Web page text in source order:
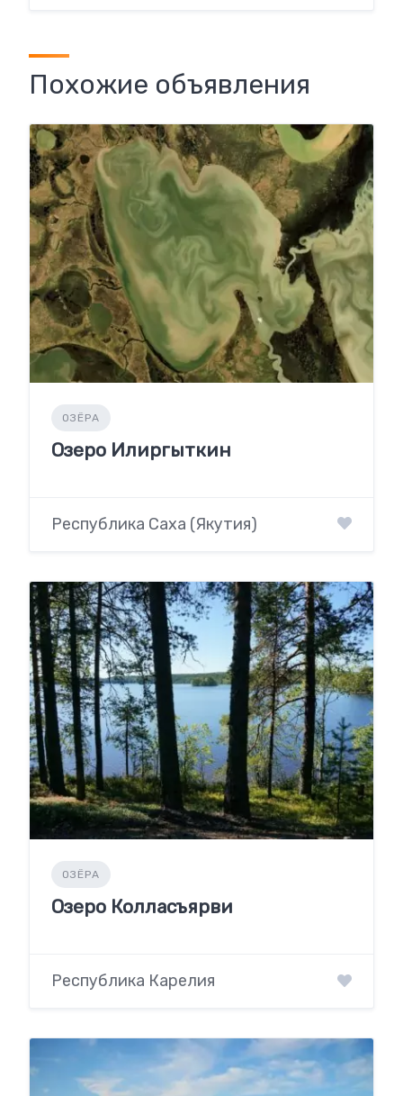
Похожие объявления
ОЗЁРА
Озеро Илиргыткин
Республика Саха (Якутия)
ОЗЁРА
Озеро Колласъярви
Республика Карелия